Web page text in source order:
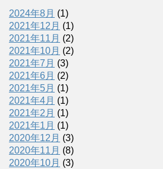
2024年8月 (1)
2021年12月 (1)
2021年11月 (2)
2021年10月 (2)
2021年7月 (3)
2021年6月 (2)
2021年5月 (1)
2021年4月 (1)
2021年2月 (1)
2021年1月 (1)
2020年12月 (3)
2020年11月 (8)
2020年10月 (3)